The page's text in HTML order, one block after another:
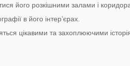
його розкішними залами і
в його інтер’єрах.
цікавими та захоплюючими